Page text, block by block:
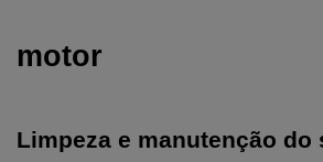
motor
Limpeza e manutenção do